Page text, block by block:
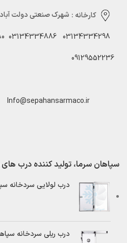
کارخانه : شهرک صنعتی دولت آباد،
03134334298
03134334886
09129552236
Info@sepahansarmaco.ir
سپاهان سرما، تولید کننده درب های
درب لولایی سردخانه
درب ریلی سردخانه